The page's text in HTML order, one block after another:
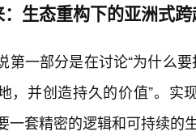
生态重构下的亚洲式
第一部分是在讨论“为什么
，并创造持久的价值”。实
一套精密的逻辑和可持续的